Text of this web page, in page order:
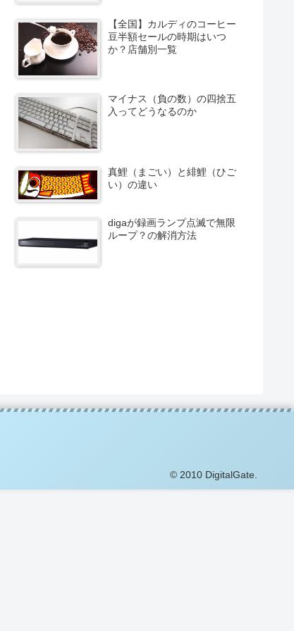
【全国】カルディのコーヒー
豆半額セールの時期はいつ
か？店舗別一覧
マイナス（負の数）の四捨五
入ってどうなるのか
真鯉（まごい）と緋鯉（ひご
い）の違い
digaが録画ランプ点滅で無限
ループ？の解消方法
© 2010 DigitalGate.